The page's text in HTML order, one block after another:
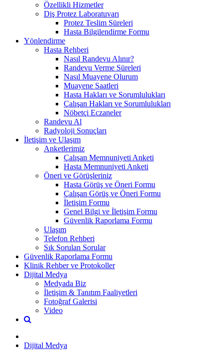
Özellikli Hizmetler
Diş Protez Laboratuvarı
Protez Teslim Süreleri
Hasta Bilgilendirme Formu
Yönlendirme
Hasta Rehberi
Nasıl Randevu Alınır?
Randevu Verme Süreleri
Nasıl Muayene Olurum
Muayene Saatleri
Hasta Hakları ve Sorumlulukları
Çalışan Hakları ve Sorumlulukları
Nöbetçi Eczaneler
Randevu Al
Radyoloji Sonuçları
İletişim ve Ulaşım
Anketlerimiz
Çalışan Memnuniyeti Anketi
Hasta Memnuniyeti Anketi
Öneri ve Görüşleriniz
Hasta Görüş ve Öneri Formu
Çalışan Görüş ve Öneri Formu
İletişim Formu
Genel Bilgi ve İletişim Formu
Güvenlik Raporlama Formu
Ulaşım
Telefon Rehberi
Sık Sorulan Sorular
Güvenlik Raporlama Formu
Klinik Rehber ve Protokoller
Dijital Medya
Medyada Biz
İletişim & Tanıtım Faaliyetleri
Fotoğraf Galerisi
Video
Dijital Medya